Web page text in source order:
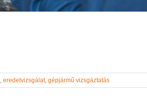
eredetvizsgálat, gépjármű vizsgáztatás